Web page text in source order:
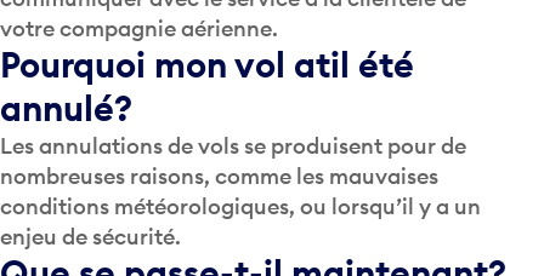
votre compagnie aérienne.
Pourquoi mon vol a­t­il été
annulé?
Les annulations de vols se produisent pour de
nombreuses raisons, comme les mauvaises
conditions météorologiques, ou lorsqu’il y a un
enjeu de sécurité.